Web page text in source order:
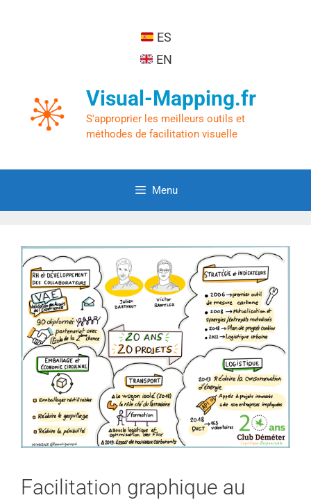
ES
EN
Visual-Mapping.fr
S'approprier les meilleurs outils et
méthodes de facilitation visuelle
Menu
Facilitation graphique au